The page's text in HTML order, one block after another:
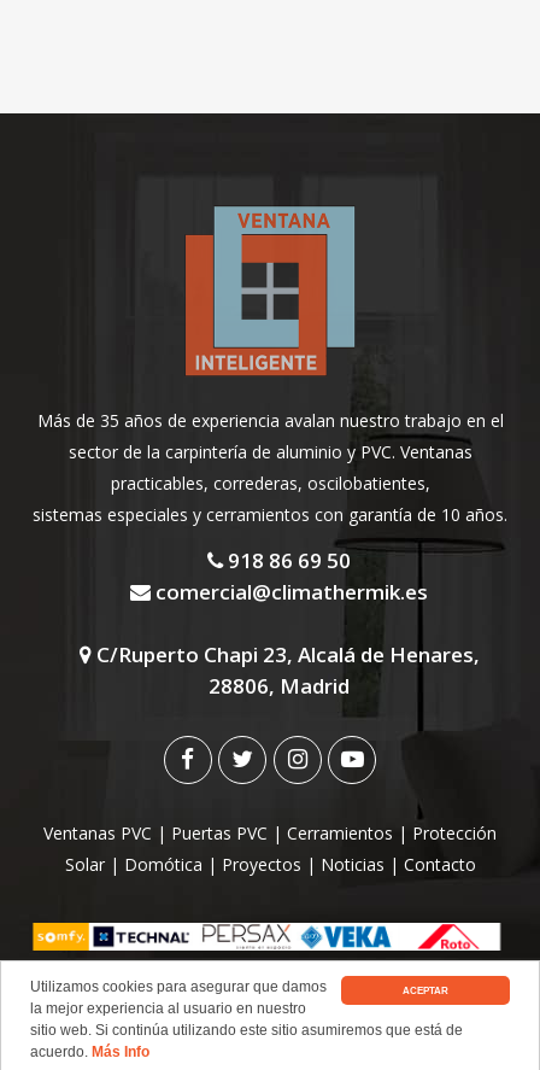
ACEPTAR
Utilizamos cookies para asegurar que damos
la mejor experiencia al usuario en nuestro
sitio web. Si continúa utilizando este sitio asumiremos que está de
acuerdo. Más Info
Más de 35 años de experiencia avalan nuestro trabajo en el
sector de la carpintería de aluminio y PVC. Ventanas
practicables, correderas, oscilobatientes,
sistemas especiales y cerramientos con garantía de 10 años.
918 86 69 50
comercial@climathermik.es
C/Ruperto Chapi 23, Alcalá de Henares,
28806, Madrid
Ventanas PVC | Puertas PVC | Cerramientos | Protección
Solar| Domótica | Proyectos | Noticias | Contacto
Ventanas PVC|Cambiar Ventanas Puertas PVC|
Cerramientos de Terrazas